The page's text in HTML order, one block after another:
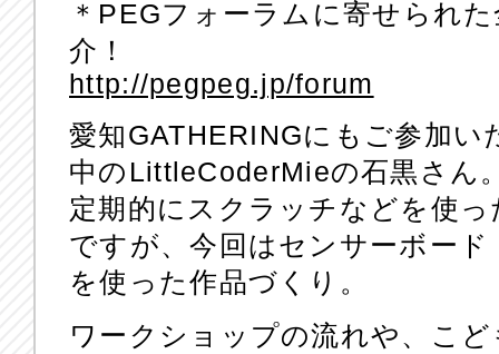
＊PEGフォーラムに寄せられ
介！
http://pegpeg.jp/forum
愛知GATHERINGにもご参加い
中のLittleCoderMieの石黒さん
定期的にスクラッチなどを使
ですが、今回はセンサーボー
を使った作品づくり。
ワークショップの流れや、こ